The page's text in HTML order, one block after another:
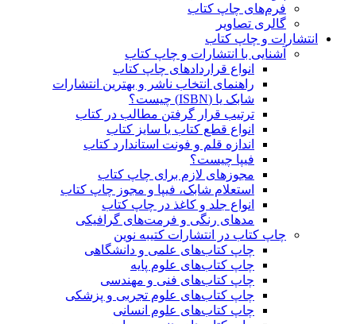
فرم‌های چاپ کتاب
گالری تصاویر
انتشارات و چاپ کتاب
آشنایی با انتشارات و چاپ کتاب
انواع قراردادهای چاپ کتاب
راهنمای انتخاب ناشر و بهترین انتشارات
شابک یا (ISBN) چیست؟
ترتیب قرار گرفتن مطالب در کتاب
انواع قطع کتاب یا سایز کتاب
اندازه قلم و فونت استاندارد کتاب
فیپا چیست؟
مجوزهای لازم برای چاپ کتاب
استعلام شابک، فیپا و مجوز چاپ کتاب
انواع جلد و کاغذ در چاپ کتاب
مدهای رنگی و فرمت‌های گرافیکی
چاپ کتاب در انتشارات کتیبه نوین
چاپ کتاب‌های علمی و دانشگاهی
چاپ کتاب‌های علوم پایه
چاپ کتاب‌های فنی و مهندسی
چاپ کتاب‌های علوم تجربی و پزشکی
چاپ کتاب‌های علوم انسانی